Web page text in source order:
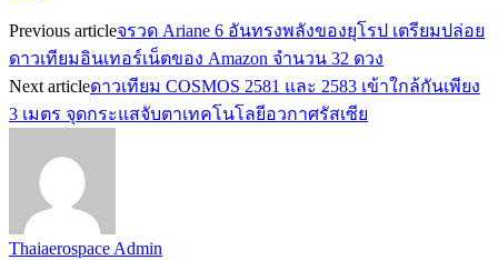
Previous articleจรวด Ariane 6 อันทรงพลังของยุโรป เตรียมปล่อย
ดาวเทียมอินเทอร์เน็ตของ Amazon จำนวน 32 ดวง
Next articleดาวเทียม COSMOS 2581 และ 2583 เข้าใกล้กันเพียง
3 เมตร จุดกระแสจับตาเทคโนโลยีอวกาศรัสเซีย
Thaiaerospace Admin